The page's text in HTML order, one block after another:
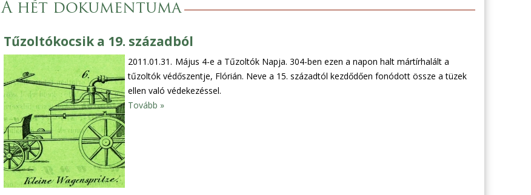
A hét dokumentuma
Tűzoltókocsik a 19. századból
2011.01.31. Május 4-e a Tűzoltók Napja. 304-ben ezen a napon halt mártírhalált a
tűzoltók védőszentje, Flórián. Neve a 15. századtól kezdődően fonódott össze a tüzek
ellen való védekezéssel.
Tovább »